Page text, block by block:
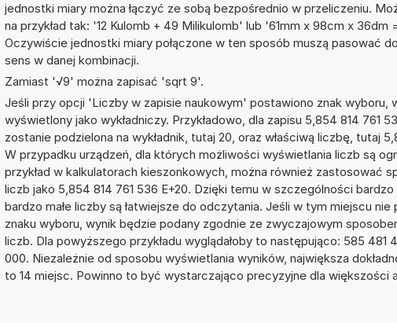
jednostki miary można łączyć ze sobą bezpośrednio w przeliczeniu.
na przykład tak: '12 Kulomb + 49 Milikulomb' lub '61mm x 98cm x 36dm
Oczywiście jednostki miary połączone w ten sposób muszą pasować
sens w danej kombinacji.
Zamiast '√9' można zapisać 'sqrt 9'.
Jeśli przy opcji 'Liczby w zapisie naukowym' postawiono znak wyboru,
wyświetlony jako wykładniczy. Przykładowo, dla zapisu 5,854 814 761
zostanie podzielona na wykładnik, tutaj 20, oraz właściwą liczbę, tutaj
W przypadku urządzeń, dla których możliwości wyświetlania liczb są
przykład w kalkulatorach kieszonkowych, można również zastosować
liczb jako 5,854 814 761 536 E+20. Dzięki temu w szczególności bardzo
bardzo małe liczby są łatwiejsze do odczytania. Jeśli w tym miejscu nie
znaku wyboru, wynik będzie podany zgodnie ze zwyczajowym
liczb. Dla powyższego przykładu wyglądałoby to następująco: 585 481
000. Niezależnie od sposobu wyświetlania wyników, największa
to 14 miejsc. Powinno to być wystarczająco precyzyjne dla większości